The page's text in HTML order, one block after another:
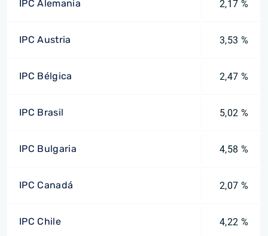
IPC Alemania 2,17 %
IPC Austria 3,53 %
IPC Bélgica 2,47 %
IPC Brasil 5,02 %
IPC Bulgaria 4,58 %
IPC Canadá 2,07 %
IPC Chile 4,22 %